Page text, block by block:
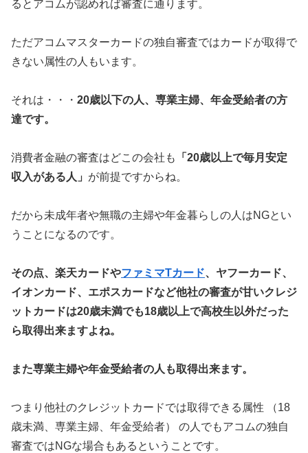
るとアコムが認めれば審査に通ります。
ただアコムマスターカードの独自審査ではカードが取得で
きない属性の人もいます。
それは・・・ 20歳以下の人、専業主婦、年金受給者の方
達です。
消費者金融の審査はどこの会社も
「20歳以上で毎月安定
収入がある人」 が前提ですからね。
だから未成年者や無職の主婦や年金暮らしの人はNGとい
うことになるのです。
その点、楽天カードやファミマTカード、ヤフーカード、
イオンカード、エポスカードなど他社の審査が甘いクレジ
ットカードは20歳未満でも18歳以上で高校生以外だった
ら取得出来ますよね。
また専業主婦や年金受給者の人も取得出来ます。
つまり他社のクレジットカードでは取得できる属性 （18
歳未満、専業主婦、年金受給者） の人でもアコムの独自
審査ではNGな場合もあるということです。